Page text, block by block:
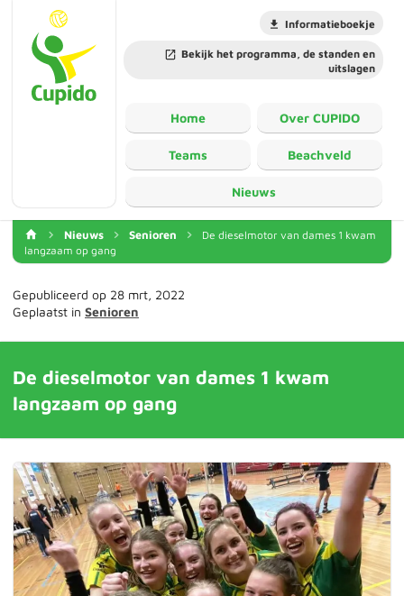
Informatieboekje
Bekijk het programma, de standen en
uitslagen
Home Over CUPIDO
Teams Beachveld
Nieuws
Nieuws Senioren
De dieselmotor van dames 1 kwam
langzaam op gang
Gepubliceerd op 28 mrt, 2022
Geplaatst in Senioren
De dieselmotor van dames 1 kwam
langzaam op gang